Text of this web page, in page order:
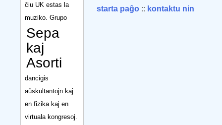
ĉiu UK estas la
muziko. Grupo
Sepa
kaj
Asorti
dancigis
aŭskultantojn kaj
en fizika kaj en
virtuala kongresoj.
starta paĝo :: kontaktu nin